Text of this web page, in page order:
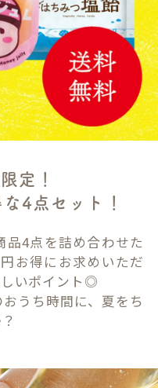
定！
4点セット！
品4点を詰め合わせた
お得にお求めいただ
いポイント◎
うち時間に、夏をち